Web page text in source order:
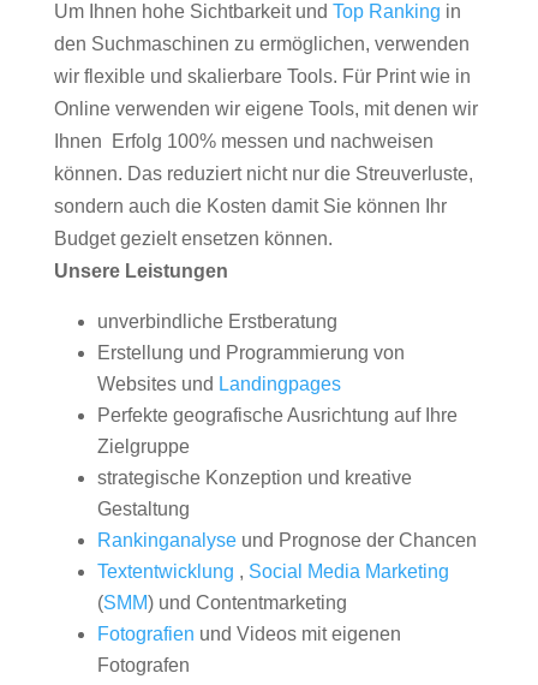
Um Ihnen hohe Sichtbarkeit und Top Ranking in
den Suchmaschinen zu ermöglichen, verwenden
wir flexible und skalierbare Tools. Für Print wie in
Online verwenden wir eigene Tools, mit denen wir
Ihnen Erfolg 100% messen und nachweisen
können. Das reduziert nicht nur die Streuverluste,
sondern auch die Kosten damit Sie können Ihr
Budget gezielt ensetzen können.
Unsere Leistungen
unverbindliche Erstberatung
Erstellung und Programmierung von
Websites und Landingpages
Perfekte geografische Ausrichtung auf Ihre
Zielgruppe
strategische Konzeption und kreative
Gestaltung
Rankinganalyseund Prognose der Chancen
Textentwicklung , Social Media Marketing
(SMM) und Contentmarketing
Fotografien und Videos mit eigenen
Fotografen